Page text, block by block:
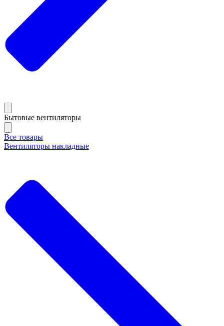
Бытовые вентиляторы
Все товары
Вентиляторы накладные